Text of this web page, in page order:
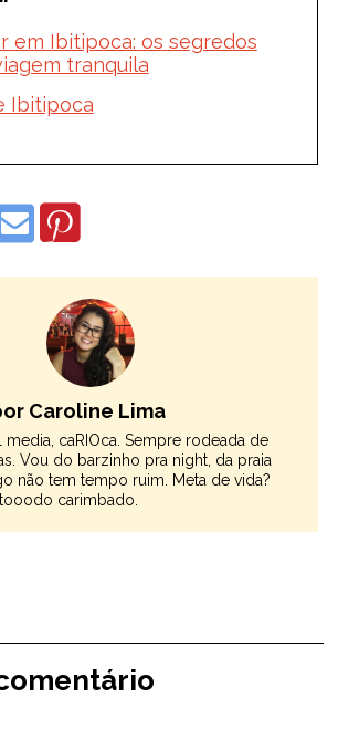
em Ibitipoca: os segredos
tranquila
Ibitipoca
Caroline Lima
media, caRIOca. Sempre rodeada de
Vou do barzinho pra night, da praia
não tem tempo ruim. Meta de vida?
carimbado.